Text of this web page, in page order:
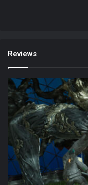
Reviews